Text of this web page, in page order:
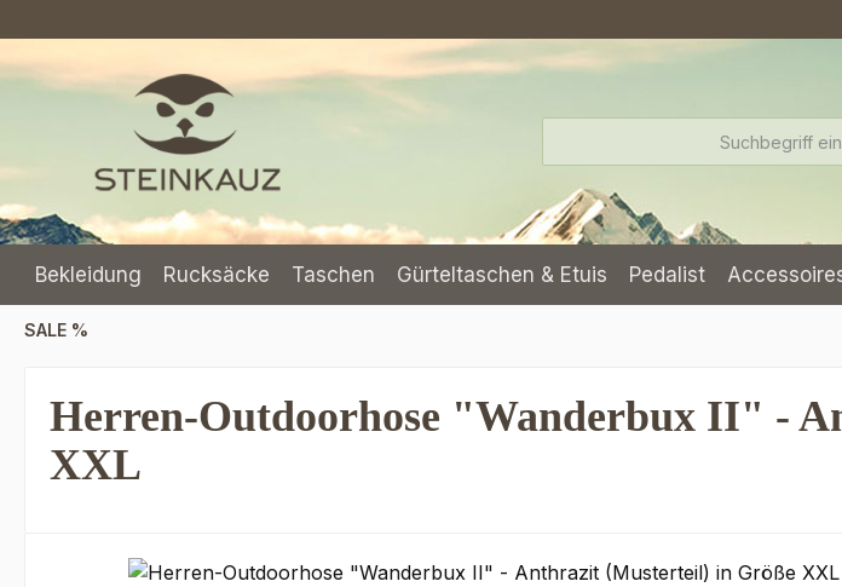
Bekleidung Rucksäcke Taschen Gürteltaschen & Etuis Pedalist
SALE %
Herren-Outdoorhose "Wanderbux II" -
XXL
Bildergalerie überspringen